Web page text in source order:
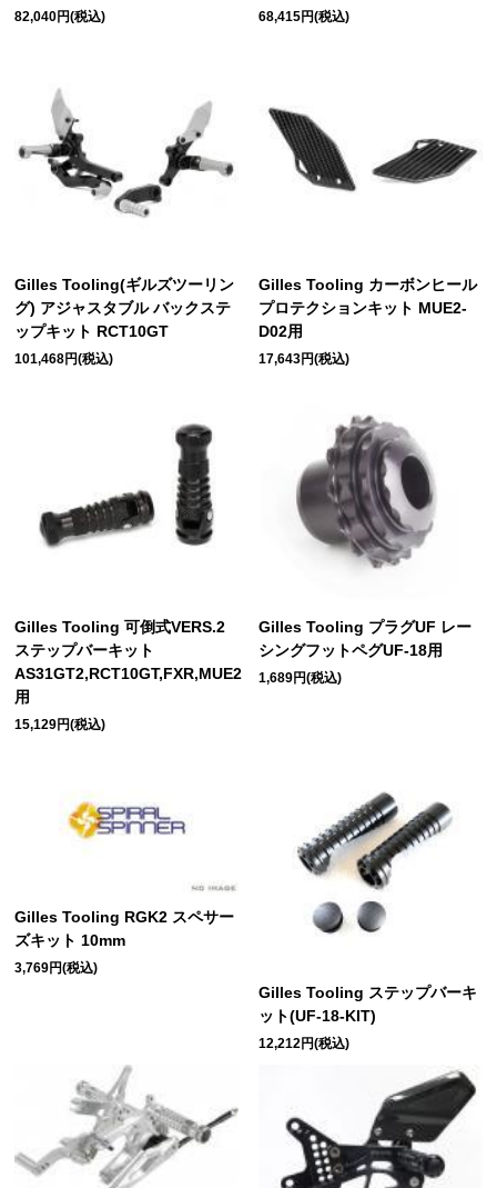
82,040円(税込) 68,415円(税込)
Gilles Tooling(ギルズツーリン
グ) アジャスタブル バックステ
ップキット RCT10GT
101,468円(税込)
Gilles Tooling カーボンヒール
プロテクションキット MUE2-
D02用
17,643円(税込)
Gilles Tooling 可倒式VERS.2
ステップバーキット
AS31GT2,RCT10GT,FXR,MUE2
用
15,129円(税込)
Gilles Tooling プラグUF レー
シングフットペグUF-18用
1,689円(税込)
Gilles Tooling RGK2 スペサー
ズキット 10mm
3,769円(税込)
Gilles Tooling ステップバーキ
ット(UF-18-KIT)
12,212円(税込)